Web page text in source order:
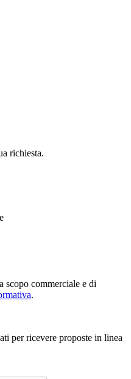
richiesta.
scopo commerciale e di
.
per ricevere proposte in linea